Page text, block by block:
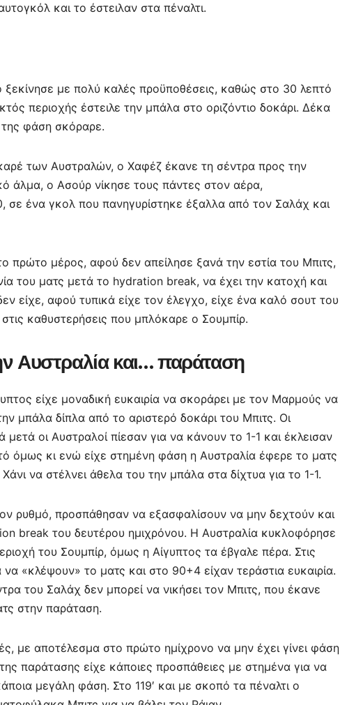
και το έστειλαν στα πέναλτι.
ξεκίνησε με πολύ καλές προϋποθέσεις, καθώς στο 30 λεπτό
περιοχής έστειλε την μπάλα στο οριζόντιο δοκάρι. Δέκα
φάση σκόραρε.
των Αυστραλών, ο Χαφέζ έκανε τη σέντρα προς την
άλμα, ο Ασούρ νίκησε τους πάντες στον αέρα,
σε ένα γκολ που πανηγυρίστηκε έξαλλα από τον Σαλάχ και
πρώτο μέρος, αφού δεν απείλησε ξανά την εστία του Μπιτς,
του ματς μετά το hydration break, να έχει την κατοχή και
είχε, αφού τυπικά είχε τον έλεγχο, είχε ένα καλό σουτ του
καθυστερήσεις που μπλόκαρε ο Σουμπίρ.
Αυστραλία και… παράταση
είχε μοναδική ευκαιρία να σκοράρει με τον Μαρμούς να
μπάλα δίπλα από το αριστερό δοκάρι του Μπιτς. Οι
οι Αυστραλοί πίεσαν για να κάνουν το 1-1 και έκλεισαν
όμως κι ενώ είχε στημένη φάση η Αυστραλία έφερε το ματς
να στέλνει άθελα του την μπάλα στα δίχτυα για το 1-1.
ρυθμό, προσπάθησαν να εξασφαλίσουν να μην δεχτούν και
break του δευτέρου ημιχρόνου. Η Αυστραλία κυκλοφόρησε
του Σουμπίρ, όμως η Αίγυπτος τα έβγαλε πέρα. Στις
«κλέψουν» το ματς και στο 90+4 είχαν τεράστια ευκαιρία.
του Σαλάχ δεν μπορεί να νικήσει τον Μπιτς, που έκανε
στην παράταση.
με αποτέλεσμα στο πρώτο ημίχρονο να μην έχει γίνει φάση
παράτασης είχε κάποιες προσπάθειες με στημένα για να
μεγάλη φάση. Στο 119′ και με σκοπό τα πέναλτι ο